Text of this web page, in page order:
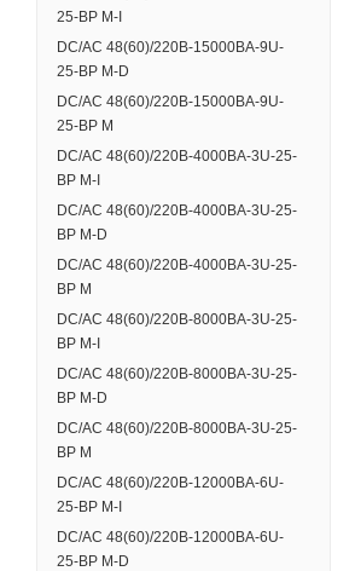
25-BP M-I
DC/AC 48(60)/220В-15000ВА-9U-
25-BP M-D
DC/AC 48(60)/220В-15000ВА-9U-
25-BP M
DC/AC 48(60)/220В-4000ВА-3U-25-
BP M-I
DC/AC 48(60)/220В-4000ВА-3U-25-
BP M-D
DC/AC 48(60)/220В-4000ВА-3U-25-
BP M
DC/AC 48(60)/220В-8000ВА-3U-25-
BP M-I
DC/AC 48(60)/220В-8000ВА-3U-25-
BP M-D
DC/AC 48(60)/220В-8000ВА-3U-25-
BP M
DC/AC 48(60)/220В-12000ВА-6U-
25-BP M-I
DC/AC 48(60)/220В-12000ВА-6U-
25-BP M-D